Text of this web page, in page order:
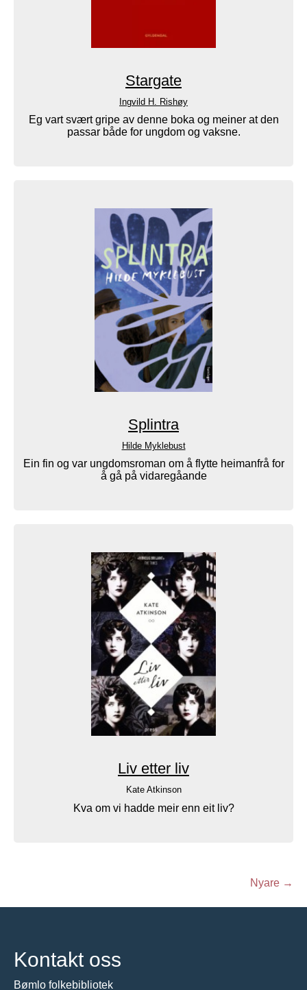
Stargate
Ingvild H. Rishøy
Eg vart svært gripe av denne boka og meiner at den
passar både for ungdom og vaksne.
Splintra
Hilde Myklebust
Ein fin og var ungdomsroman om å flytte heimanfrå for
å gå på vidaregåande
Liv etter liv
Kate Atkinson
Kva om vi hadde meir enn eit liv?
Nyare →
Kontakt oss
Bømlo folkebibliotek